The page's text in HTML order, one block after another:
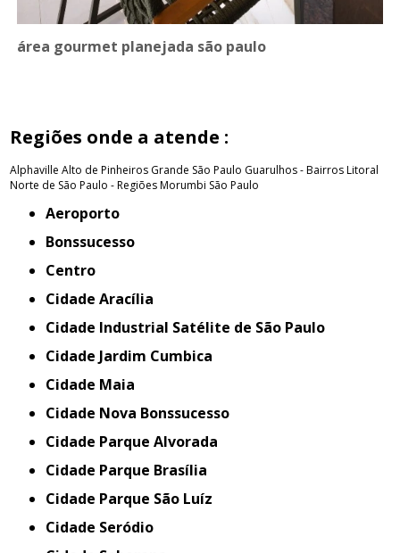
área gourmet planejada são paulo
Regiões onde a atende :
Alphaville Alto de Pinheiros Grande São Paulo Guarulhos - BairrosLitoral
Norte de São Paulo - RegiõesMorumbi São Paulo
Aeroporto
Bonssucesso
Centro
Cidade Aracília
Cidade Industrial Satélite de São Paulo
Cidade Jardim Cumbica
Cidade Maia
Cidade Nova Bonssucesso
Cidade Parque Alvorada
Cidade Parque Brasília
Cidade Parque São Luíz
Cidade Seródio